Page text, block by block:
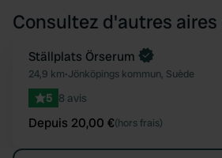
Consultez d'autres aires
Reserve maintenant
Ställplats Örserum
24,9 km•Jönköpings kommun, Suède
5 8 avis
Depuis 20,00 €(hors frais)